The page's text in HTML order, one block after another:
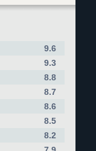
9.6
9.3
8.8
8.7
8.6
8.5
8.2